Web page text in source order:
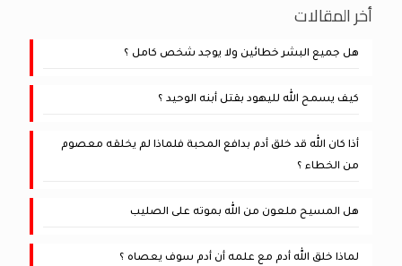
أخر المقالات
هل جميع البشر خطائين ولا يوجد شخص كامل ؟
كيف يسمح الله لليهود بقتل أبنه الوحيد ؟
أذا كان الله قد خلق أدم بدافع المحبة فلماذا لم يخلقه معصوم
من الخطاء ؟
هل المسيح ملعون من الله بموته على الصليب
لماذا خلق الله أدم مع علمه أن أدم سوف يعصاه ؟